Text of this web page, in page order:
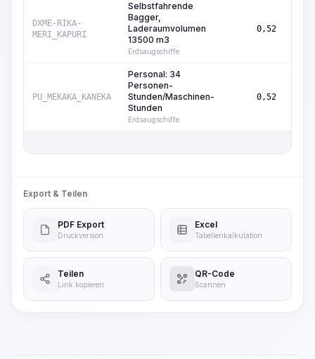
DXME-RIKA-
MERI_KAPURI
Selbstfahrende
Bagger,
Laderaumvolumen
13500 m3
Erdsaugschiffe
0,52
PU_MEKAKA_KANEKA
Personal: 34
Personen-
Stunden/Maschinen-
Stunden
Erdsaugschiffe
0,52
Export & Teilen
PDF Export
Druckversion
Excel
Tabellenkalkulation
Teilen
Link kopieren
QR-Code
Scannen